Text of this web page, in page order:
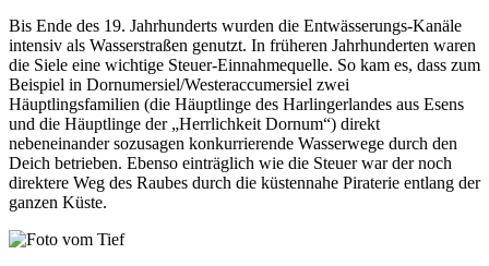
Bis Ende des 19. Jahrhunderts wurden die Entwässerungs-Kanäle
intensiv als Wasserstraßen genutzt. In früheren Jahrhunderten waren
die Siele eine wichtige Steuer-Einnahmequelle. So kam es, dass zum
Beispiel in Dornumersiel/Westeraccumersiel zwei
Häuptlingsfamilien (die Häuptlinge des Harlingerlandes aus Esens
und die Häuptlinge der „Herrlichkeit Dornum“) direkt
nebeneinander sozusagen konkurrierende Wasserwege durch den
Deich betrieben. Ebenso einträglich wie die Steuer war der noch
direktere Weg des Raubes durch die küstennahe Piraterie entlang der
ganzen Küste.